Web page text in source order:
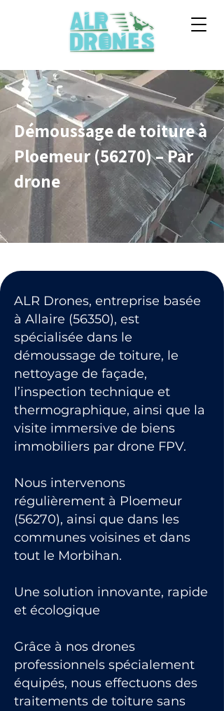
Démoussage de toiture à
Ploemeur (56270) – Par
drone
ALR Drones, entreprise basée
à Allaire (56350), est
spécialisée dans le
démoussage de toiture, le
nettoyage de façade,
l’inspection technique et
thermographique, ainsi que la
visite immersive de biens
immobiliers par drone FPV.
Nous intervenons
régulièrement à Ploemeur
(56270), ainsi que dans les
communes voisines et dans
tout le Morbihan.
Une solution innovante, rapide
et écologique
Grâce à nos drones
professionnels spécialement
équipés, nous effectuons des
traitements de toiture sans